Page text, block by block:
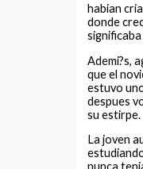
habian
donde
Ademi?s,
que el
estuvo
despues
su estirpe.
La joven